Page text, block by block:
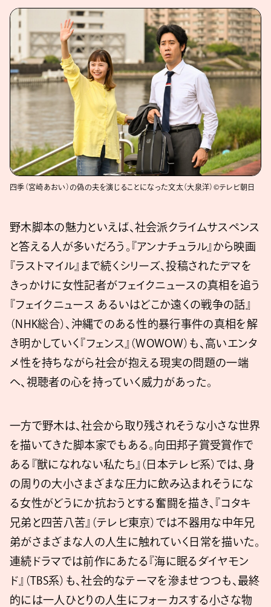
四季（宮崎あおい）の偽の夫を演じることになった文太（大泉洋）©テレビ朝日
野木脚本の魅力といえば、社会派クライムサスペンス
と答える人が多いだろう。『アンナチュラル』から映画
『ラストマイル』まで続くシリーズ、投稿されたデマを
きっかけに女性記者がフェイクニュースの真相を追う
『フェイクニュース あるいはどこか遠くの戦争の話』
（NHK総合）、沖縄でのある性的暴行事件の真相を解
き明かしていく『フェンス』（WOWOW）も、高いエンタ
メ性を持ちながら社会が抱える現実の問題の一端
へ、視聴者の心を持っていく威力があった。
一方で野木は、社会から取り残されそうな小さな世界
を描いてきた脚本家でもある。向田邦子賞受賞作で
ある『獣になれない私たち』（日本テレビ系）では、身
の周りの大小さまざまな圧力に飲み込まれそうにな
る女性がどうにか抗おうとする奮闘を描き、『コタキ
兄弟と四苦八苦』（テレビ東京）では不器用な中年兄
弟がさまざまな人の人生に触れていく日常を描いた。
連続ドラマでは前作にあたる『海に眠るダイヤモン
ド』（TBS系）も、社会的なテーマを滲ませつつも、最終
的には一人ひとりの人生にフォーカスする小さな物